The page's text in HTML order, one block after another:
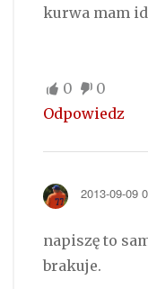
kurwa mam
0
0
Odpowiedz
2013-09-09
napiszę to
brakuje.